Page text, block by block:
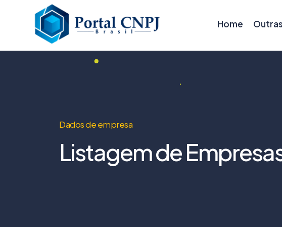
Home
Dados de empresa
Listagem de